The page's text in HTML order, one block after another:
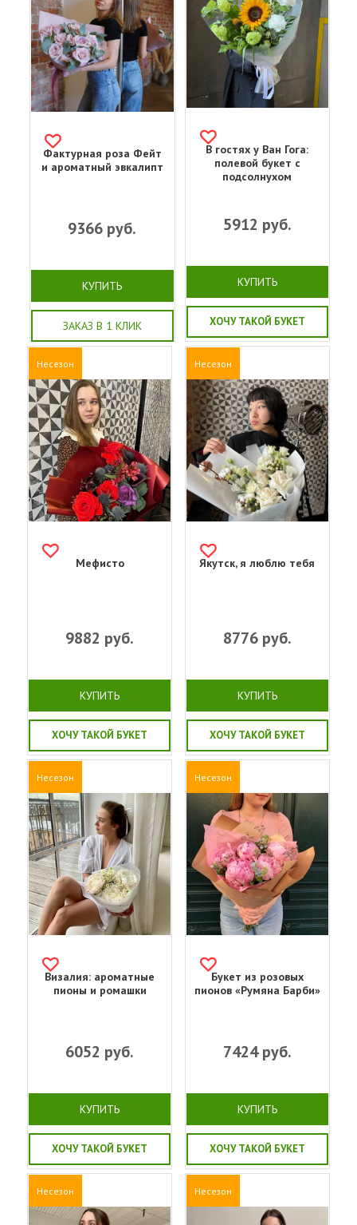
Фактурная роза Фейт
и ароматный эвкалипт
9366 руб.
КУПИТЬ
ЗАКАЗ В 1 КЛИК
В гостях у Ван Гога:
полевой букет с
подсолнухом
5912 руб.
КУПИТЬ
ХОЧУ ТАКОЙ БУКЕТ
Несезон
Мефисто
9882 руб.
КУПИТЬ
ХОЧУ ТАКОЙ БУКЕТ
Несезон
Якутск, я люблю тебя
8776руб.
КУПИТЬ
ХОЧУ ТАКОЙ БУКЕТ
Несезон
Визалия: ароматные
пионы и ромашки
6052 руб.
КУПИТЬ
ХОЧУ ТАКОЙ БУКЕТ
Несезон
Букет из розовых
пионов «Румяна Барби»
7424руб.
КУПИТЬ
ХОЧУ ТАКОЙ БУКЕТ
Несезон Несезон